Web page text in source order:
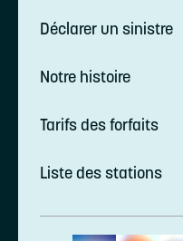
Déclarer un sinistre
Notre histoire
Tarifs des forfaits
Liste des stations